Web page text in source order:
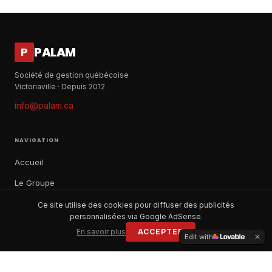
P PALAM
Société de gestion québécoise
Victoriaville · Depuis 2012
info@palam.ca
NAVIGATION
Accueil
Le Groupe
Notre histoire
Ce site utilise des cookies pour diffuser des publicités
personnalisées via Google AdSense.
En savoir plus
ACCEPTER
Edit with